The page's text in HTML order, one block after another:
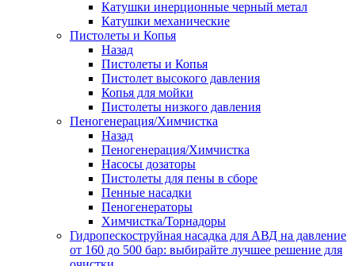
Катушки инерционные черный метал
Катушки механические
Пистолеты и Копья
Назад
Пистолеты и Копья
Пистолет высокого давления
Копья для мойки
Пистолеты низкого давления
Пеногенерация/Химчистка
Назад
Пеногенерация/Химчистка
Насосы дозаторы
Пистолеты для пены в сборе
Пенные насадки
Пеногенераторы
Химчистка/Торнадоры
Гидропескоструйная насадка для АВД на давление
от 160 до 500 бар: выбирайте лучшее решение для